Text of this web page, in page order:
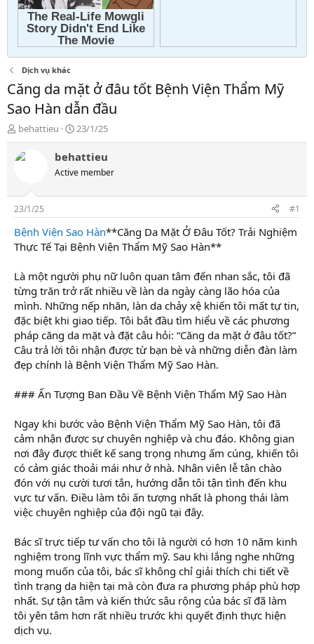
Dịch vụ khác
Căng da mặt ở đâu tốt Bệnh Viện Thẩm Mỹ
Sao Hàn dẫn đầu
T
h
r
s
t
a
r
t
r
behattieu
N
g
à
g
23/1/25
behattieu
Active member
23/1/25 #1
Bệnh Viện Sao Hàn**Căng Da Mặt Ở Đâu Tốt? Trải Nghiệm
Thực Tế Tại Bệnh Viện Thẩm Mỹ Sao Hàn**
Là một người phụ nữ luôn quan tâm đến nhan sắc, tôi đã
từng trăn trở rất nhiều về làn da ngày càng lão hóa của
mình. Những nếp nhăn, làn da chảy xệ khiến tôi mất tự tin,
đặc biệt khi giao tiếp. Tôi bắt đầu tìm hiểu về các phương
pháp căng da mặt và đặt câu hỏi: “Căng da mặt ở đâu tốt?”
Câu trả lời tôi nhận được từ bạn bè và những diễn đàn làm
đẹp chính là Bệnh Viện Thẩm Mỹ Sao Hàn.
### Ấn Tượng Ban Đầu Về Bệnh Viện Thẩm Mỹ Sao Hàn
Ngay khi bước vào Bệnh Viện Thẩm Mỹ Sao Hàn, tôi đã
cảm nhận được sự chuyên nghiệp và chu đáo. Không gian
nơi đây được thiết kế sang trọng nhưng ấm cúng, khiến tôi
có cảm giác thoải mái như ở nhà. Nhân viên lễ tân chào
đón với nụ cười tươi tắn, hướng dẫn tôi tận tình đến khu
vực tư vấn. Điều làm tôi ấn tượng nhất là phong thái làm
việc chuyên nghiệp của đội ngũ tại đây.
Bác sĩ trực tiếp tư vấn cho tôi là người có hơn 10 năm kinh
nghiệm trong lĩnh vực thẩm mỹ. Sau khi lắng nghe những
mong muốn của tôi, bác sĩ không chỉ giải thích chi tiết về
tình trạng da hiện tại mà còn đưa ra phương pháp phù hợp
nhất. Sự tận tâm và kiến thức sâu rộng của bác sĩ đã làm
tôi yên tâm hơn rất nhiều trước khi quyết định thực hiện
dịch vụ.